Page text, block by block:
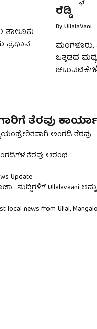
ತಾಲೂಕು
ಪ್ರಧಾನ
ರೆಡ್ಡಿ
ByUllalaVani
ಮಂಗಳೂರು,
ಒತ್ತಡದ
ತೆರವು
ಅಂಗಡಿ ತೆರವು
ತೆರವು ಆರಂಭ
Update
...ಸುದ್ದಿಗಳಿಗೆ Ullalavaani
news from Ullal,